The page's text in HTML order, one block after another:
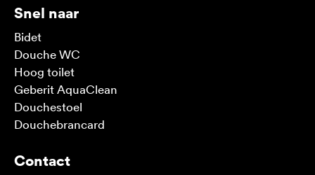
Snel naar
Bidet
Douche WC
Hoog toilet
Geberit AquaClean
Douchestoel
Douchebrancard
Contact